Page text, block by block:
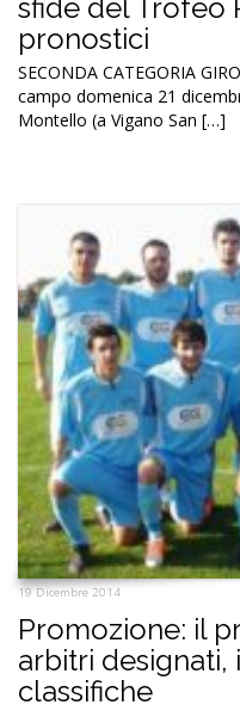
sfide del Trofeo
pronostici
SECONDA CATEGORIA
campo domenica 21
Montello (a Vigano San […]
19 Dicembre 2014
Promozione: il
arbitri
classifiche